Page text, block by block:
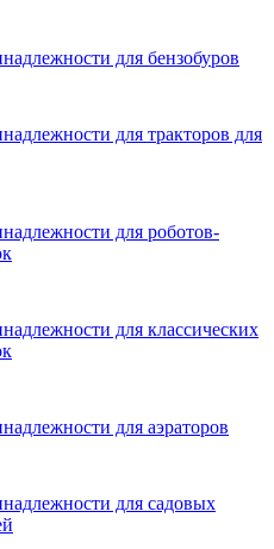
для бензобуров
для тракторов для
для роботов-
для классических
для аэраторов
для садовых